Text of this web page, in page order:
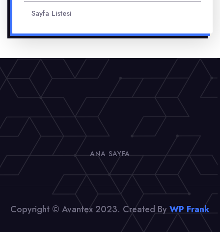
Sayfa Listesi
ANA SAYFA
Copyright © Avantex 2023. Created ByWP Frank